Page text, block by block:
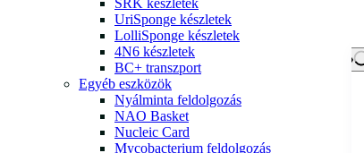
UriSponge készletek
LolliSponge készletek
4N6 készletek
BC+ transzport
Egyéb eszközök
Nyálminta feldolgozás
NAO Basket
Nucleic Card
Mycobacterium feldolgozás